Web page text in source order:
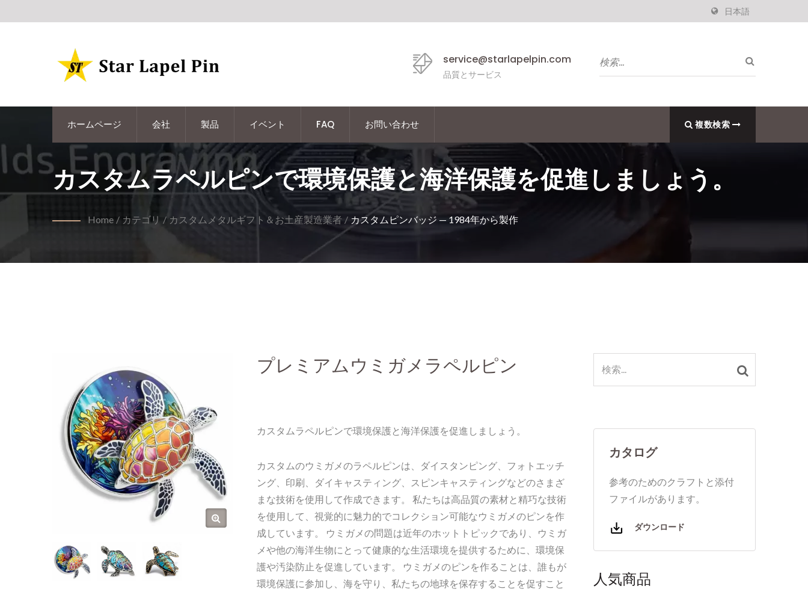
日本語
service@starlapelpin.com
品質とサービス
ホームページ 会社 製品 イベント FAQ お問い合わせ 複数検索
カスタムラペルピンで環境保護と海洋保護を促進しましょう。
Home / カテゴリ / カスタムメタルギフト＆お土産製造業者 / カスタムピンバッジ — 1984年から製作
プレミアムウミガメラペルピン
カスタムラペルピンで環境保護と海洋保護を促進しましょう。
カスタムのウミガメのラペルピンは、ダイスタンピング、フォトエッチ
ング、印刷、ダイキャスティング、スピンキャスティングなどのさまざ
まな技術を使用して作成できます。 私たちは高品質の素材と精巧な技術
を使用して、視覚的に魅力的でコレクション可能なウミガメのピンを作
成しています。 ウミガメの問題は近年のホットトピックであり、ウミガ
メや他の海洋生物にとって健康的な生活環境を提供するために、環境保
護や汚染防止を促進しています。 ウミガメのピンを作ることは、誰もが
環境保護に参加し、海を守り、私たちの地球を保存することを促すこと
カタログ
参考のためのクラフトと添付
ファイルがあります。
ダウンロード
人気商品